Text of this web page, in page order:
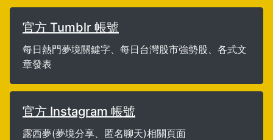
官方 Tumblr 帳號
每日熱門夢境關鍵字、每日台灣股市強勢股、各式文
章發表
官方 Instagram 帳號
露西夢(夢境分享、匿名聊天)相關頁面